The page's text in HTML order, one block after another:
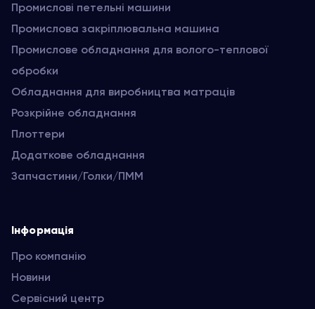
Промислові петельні машини
Промислова закріплювальна машина
Промислове обладнання для волого-теплової
обробки
Обладнання для виробництва матраців
Розкрійне обладнання
Плоттери
Додаткове обладнання
Запчастини/Голки/ПММ
Інформація
Про компанію
Новини
Сервісний центр